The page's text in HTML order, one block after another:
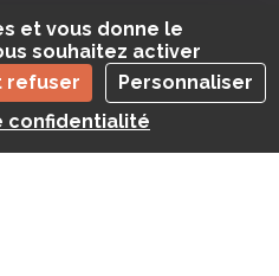
et vous donne le
souhaitez activer
refuser
Personnaliser
confidentialité